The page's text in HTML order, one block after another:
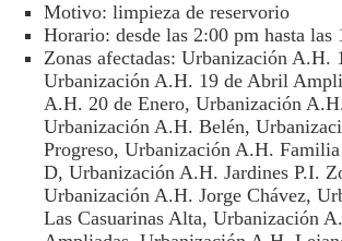
Motivo: limpieza de reservorio
Horario: desde las 2:00 pm hasta las
Zonas afectadas: Urbanización A.H.
Urbanización A.H. 19 de Abril
A.H. 20 de Enero, Urbanización
Urbanización A.H. Belén,
Progreso, Urbanización A.H.
D, Urbanización A.H. Jardines P.I.
Urbanización A.H. Jorge Chávez,
Las Casuarinas Alta, Urbanización